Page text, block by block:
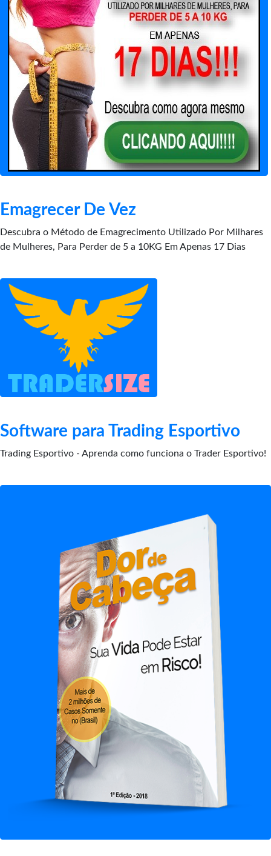
Emagrecer De Vez
Descubra o Método de Emagrecimento Utilizado Por Milhares
de Mulheres, Para Perder de 5 a 10KG Em Apenas 17 Dias
Software para Trading Esportivo
Trading Esportivo - Aprenda como funciona o Trader Esportivo!